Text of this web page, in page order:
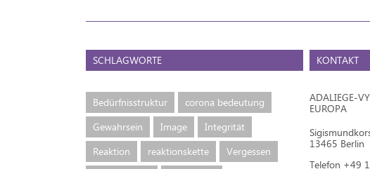
SCHLAGWORTE
Bedürfnisstruktur
corona bedeutung
Gewahrsein
Image
Integrität
Reaktion
reaktionskette
Vergessen
KONTAKT
ADALIEGE-
EUROPA
13465 Berlin
Telefon +49